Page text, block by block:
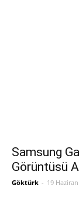
Samsung
Görüntüsü
Göktürk - 19